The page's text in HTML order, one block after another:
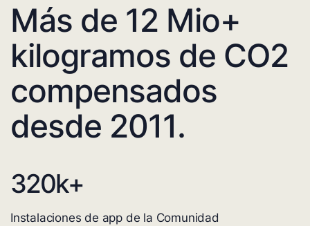
Más de 12 Mio+
kilogramos de CO2
compensados
desde 2011.
320k+
Instalaciones de app de la Comunidad